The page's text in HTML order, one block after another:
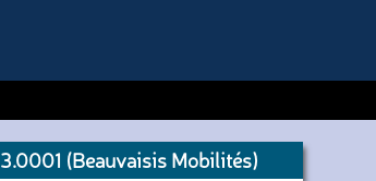
3.0001 (Beauvaisis Mobilités)